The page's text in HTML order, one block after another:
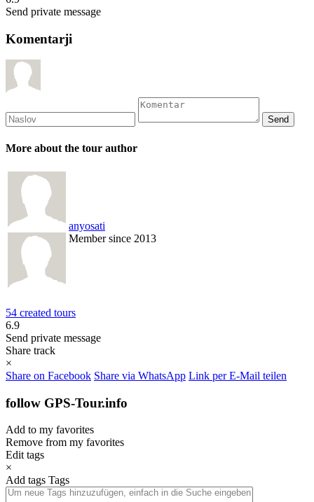
Send private message
Komentarji
More about the tour author
anyosati
Member since 2013
54 created tours
6.9
Send private message
Share track
×
Share on Facebook Share via WhatsApp Link per E-Mail teilen
follow GPS-Tour.info
Add to my favorites
Remove from my favorites
Edit tags
×
Add tags Tags